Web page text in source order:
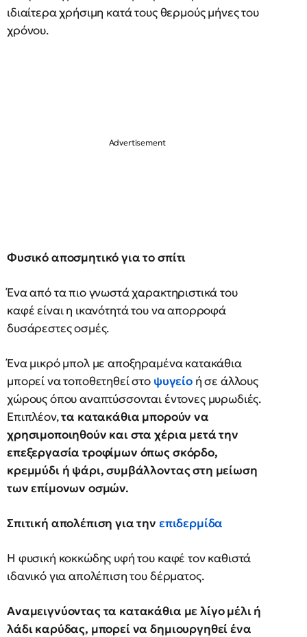
ιδιαίτερα χρήσιμη κατά τους θερμούς μήνες του
χρόνου.
Φυσικό αποσμητικό για το σπίτι
Ένα από τα πιο γνωστά χαρακτηριστικά του
καφέ είναι η ικανότητά του να απορροφά
δυσάρεστες οσμές.
Ένα μικρό μπολ με αποξηραμένα κατακάθια
μπορεί να τοποθετηθεί στο ψυγείο ή σε άλλους
χώρους όπου αναπτύσσονται έντονες μυρωδιές.
Επιπλέον,τα κατακάθια μπορούν να
χρησιμοποιηθούν και στα χέρια μετά την
επεξεργασία τροφίμων όπως σκόρδο,
κρεμμύδι ή ψάρι, συμβάλλοντας στη μείωση
των επίμονων οσμών.
Σπιτική απολέπιση για την επιδερμίδα
Η φυσική κοκκώδης υφή του καφέ τον καθιστά
ιδανικό για απολέπιση του δέρματος.
Αναμειγνύοντας τα κατακάθια με λίγο μέλι ή
λάδι καρύδας, μπορεί να δημιουργηθεί ένα